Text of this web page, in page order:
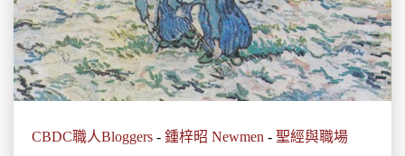
CBDC職人Bloggers - 鍾梓昭 Newmen - 聖經與職場